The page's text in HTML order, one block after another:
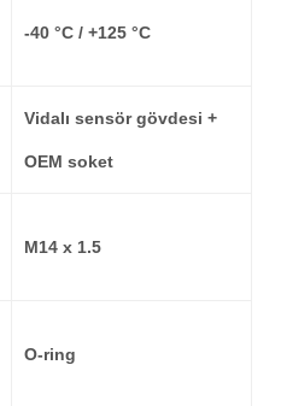
-40 °C / +125 °C
Vidalı sensör gövdesi +
OEM soket
M14 x 1.5
O-ring